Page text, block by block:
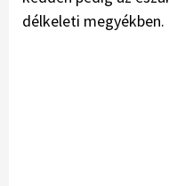
délkeleti megyékben.